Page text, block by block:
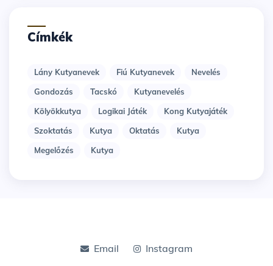
Címkék
Lány Kutyanevek Fiú Kutyanevek
Nevelés
Gondozás
Tacskó
Kutyanevelés
Kölyökkutya
Logikai Játék
Kong Kutyajáték
Szoktatás
Kutya Oktatás
Kutya
Megelőzés
Kutya
Email Instagram